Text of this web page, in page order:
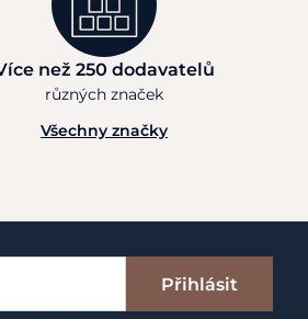
než 250 dodavatelů
různých značek
Všechny značky
Přihlásit